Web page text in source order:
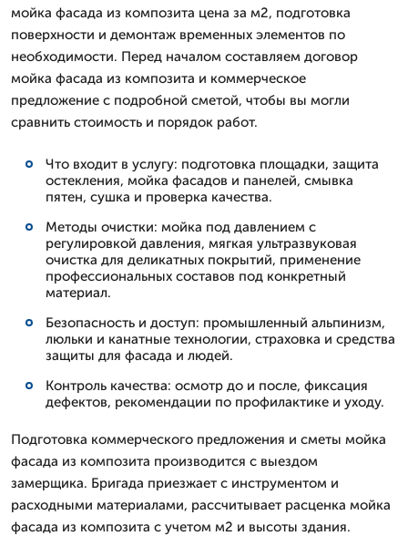
мойка фасада из композита цена за м2, подготовка
поверхности и демонтаж временных элементов по
необходимости. Перед началом составляем договор
мойка фасада из композита и коммерческое
предложение с подробной сметой, чтобы вы могли
сравнить стоимость и порядок работ.
Что входит в услугу: подготовка площадки, защита
остекления, мойка фасадов и панелей, смывка
пятен, сушка и проверка качества.
Методы очистки: мойка под давлением с
регулировкой давления, мягкая ультразвуковая
очистка для деликатных покрытий, применение
профессиональных составов под конкретный
материал.
Безопасность и доступ: промышленный альпинизм,
люльки и канатные технологии, страховка и средства
защиты для фасада и людей.
Контроль качества: осмотр до и после, фиксация
дефектов, рекомендации по профилактике и уходу.
Подготовка коммерческого предложения и сметы мойка
фасада из композита производится с выездом
замерщика. Бригада приезжает с инструментом и
расходными материалами, рассчитывает расценка мойка
фасада из композита с учетом м2 и высоты здания.